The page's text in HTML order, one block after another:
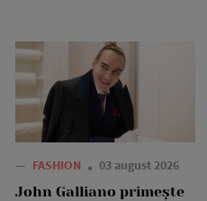
— FASHION 03 august 2026
John Galliano primește